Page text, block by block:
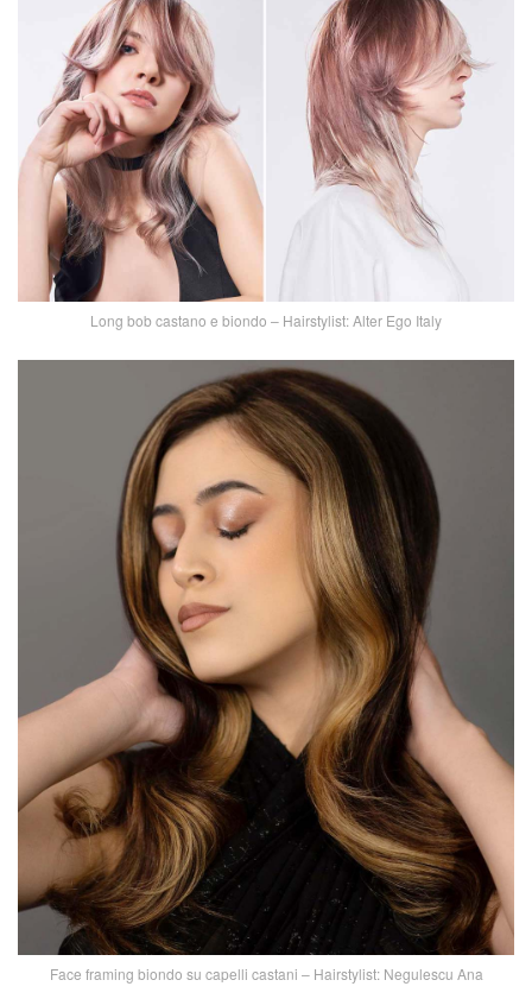
Long bob castano e biondo – Hairstylist: Alter Ego Italy
Face framing biondo su capelli castani – Hairstylist: Negulescu Ana